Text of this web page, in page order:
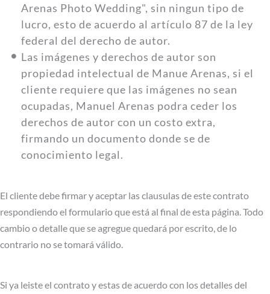
Arenas Photo Wedding", sin ningun tipo de
lucro, esto de acuerdo al artículo 87 de la ley
federal del derecho de autor.
Las imágenes y derechos de autor son
propiedad intelectual de Manue Arenas, si el
cliente requiere que las imágenes no sean
ocupadas, Manuel Arenas podra ceder los
derechos de autor con un costo extra,
firmando un documento donde se de
conocimiento legal.
El cliente debe firmar y aceptar las clausulas de este contrato
respondiendo el formulario que está al final de esta página. Todo
cambio o detalle que se agregue quedará por escrito, de lo
contrario no se tomará válido.
Si ya leiste el contrato y estas de acuerdo con los detalles del